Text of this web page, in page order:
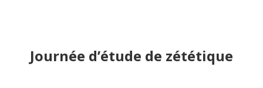
Journée d’étude de zététique